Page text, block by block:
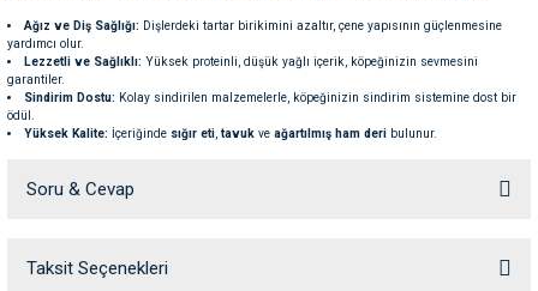
Ek Besinler
Kapları
Ek Besinleri
Ağız ve Diş Sağlığı: Dişlerdeki tartar birikimini azaltır, çene yapısının güçlenmesine
yardımcı olur.
Lezzetli ve Sağlıklı: Yüksek proteinli, düşük yağlı içerik, köpeğinizin sevmesini
garantiler.
Sindirim Dostu: Kolay sindirilen malzemelerle, köpeğinizin sindirim sistemine dost bir
ödül.
Yüksek Kalite: İçeriğinde sığır eti ,tavuk veağartılmış ham deri bulunur.
Ağartılmış ham deri (%82,35)
Paket İçeriği:
Soru & Cevap
Ürün hakkında henüz soru sorulmamış.
Taksit Seçenekleri